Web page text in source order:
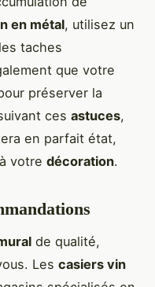
en métal, utilisez un
taches
que votre
préserver la
ces astuces,
en parfait état,
à votre décoration.
de qualité,
Les casiers vin